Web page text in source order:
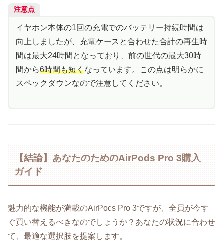
注意点
イヤホン本体の1回の充電でのバッテリー持続時間は
向上しましたが、充電ケースと合わせた合計の再生時
間は最大24時間となっており、前の世代の最大30時
間から6時間も短くなっています。この点は明らかに
スペックダウンなので注意してください。
【結論】あなたのためのAirPods Pro 3購入
ガイド
魅力的な機能が満載のAirPods Pro 3ですが、全員が今す
ぐ買い替えるべきなのでしょうか？あなたの状況に合わせ
て、最適な選択肢を提案します。